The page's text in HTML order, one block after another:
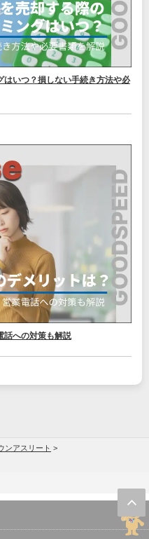
いつ？損しない手続き方法や必
話への対策も解説
ンアスリート >